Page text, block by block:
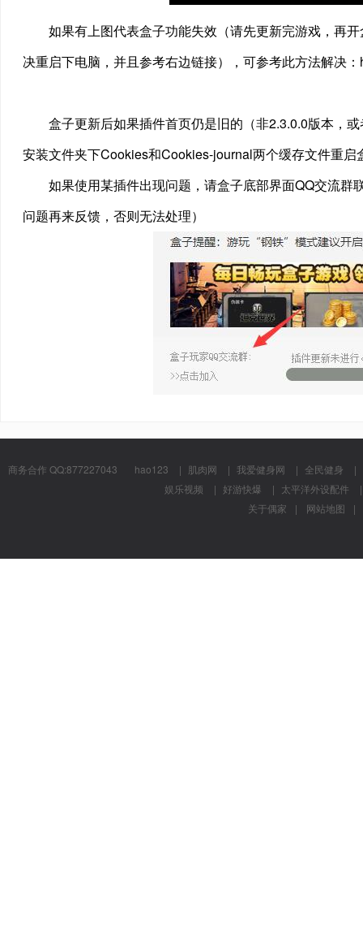
如果有上图代表盒子功能失效（请先更新完游戏，再
决重启下电脑，并且参考右边链接），可参考此方法解决：
盒子更新后如果插件首页仍是旧的（非2.3.0.0版本，
安装文件夹下Cookies和Cookies-journal两个缓存文件重启
如果使用某插件出现问题，请盒子底部界面QQ交流
问题再来反馈，否则无法处理）
商务合作 QQ:877227043 hao123 | 肌肉网 | 我爱健身网 | 全民健身
|
娱乐视频
| 好游快爆 | 太平洋外设配件
|
关于偶家
| 网站地图
|